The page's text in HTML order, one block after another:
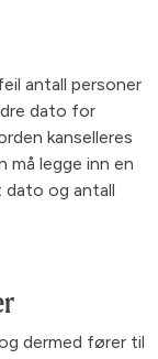
antall personer
dato for
kanselleres
legge inn en
dato og antall
dermed fører til